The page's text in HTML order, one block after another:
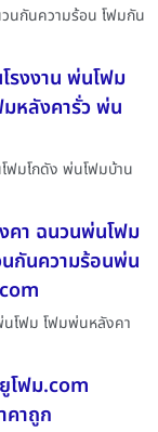
นกันความร้อน โฟมกัน
งงาน พ่นโฟม
หลังคารั่ว พ่น
มโกดัง พ่นโฟมบ้าน
า ฉนวนพ่นโฟม
กันความร้อนพ่น
โฟม โฟมพ่นหลังคา
โฟม.com
คาถูก